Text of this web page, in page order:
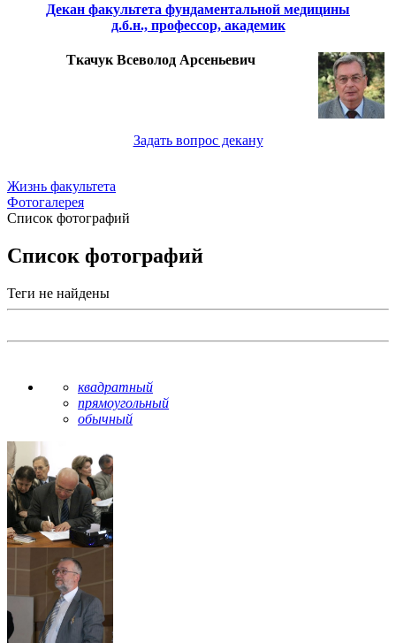
Декан факультета фундаментальной медицины
д.б.н., профессор, академик
Ткачук Всеволод Арсеньевич
Задать вопрос декану
Жизнь факультета
Фотогалерея
Список фотографий
Список фотографий
Теги не найдены
квадратный
прямоугольный
обычный